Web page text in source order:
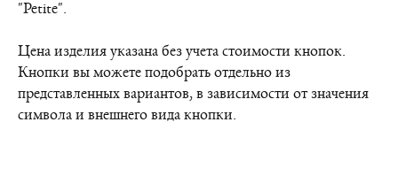
"Petite".
Цена изделия указана без учета стоимости кнопок.
Кнопки вы можете подобрать отдельно из
представленных вариантов, в зависимости от значения
символа и внешнего вида кнопки.